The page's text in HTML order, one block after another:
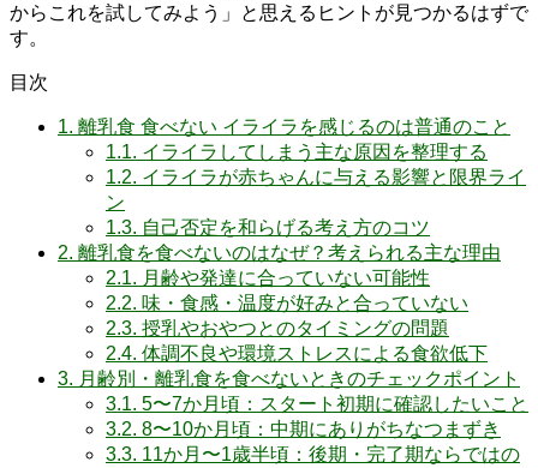
からこれを試してみよう」と思えるヒントが見つかるはずで
す。
目次
1. 離乳食 食べない イライラを感じるのは普通のこと
1.1. イライラしてしまう主な原因を整理する
1.2. イライラが赤ちゃんに与える影響と限界ライ
ン
1.3. 自己否定を和らげる考え方のコツ
2. 離乳食を食べないのはなぜ？考えられる主な理由
2.1. 月齢や発達に合っていない可能性
2.2. 味・食感・温度が好みと合っていない
2.3. 授乳やおやつとのタイミングの問題
2.4. 体調不良や環境ストレスによる食欲低下
3. 月齢別・離乳食を食べないときのチェックポイント
3.1. 5〜7か月頃：スタート初期に確認したいこと
3.2. 8〜10か月頃：中期にありがちなつまずき
3.3. 11か月〜1歳半頃：後期・完了期ならではの